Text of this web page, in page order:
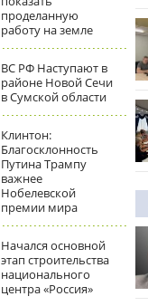
проделанную
работу на земле
ВС РФ Наступают в
районе Новой Сечи
в Сумской области
Клинтон:
Благосклонность
Путина Трампу
важнее
Нобелевской
премии мира
Начался основной
этап строительства
национального
центра «Россия»